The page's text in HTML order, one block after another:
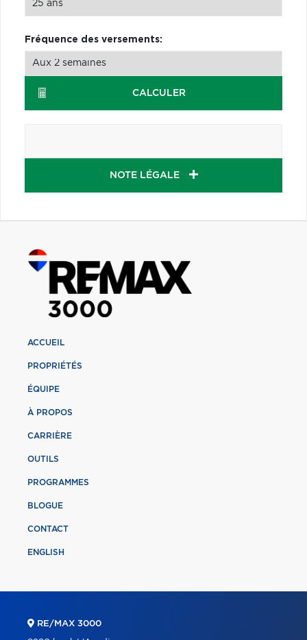
Fréquence des versements:
CALCULER
NOTE LÉGALE
ACCUEIL
PROPRIÉTÉS
ÉQUIPE
À PROPOS
CARRIÈRE
OUTILS
PROGRAMMES
BLOGUE
CONTACT
ENGLISH
RE/MAX 3000